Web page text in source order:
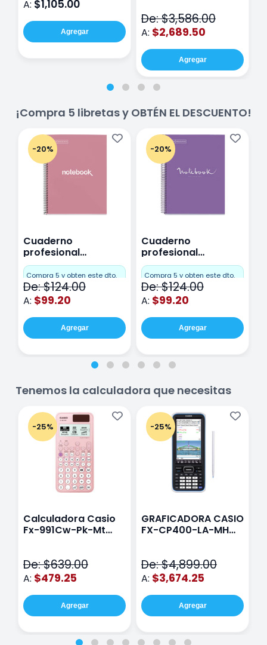
A: $1,105.00
Agregar
De: $3,586.00
A: $2,689.50
Agregar
¡Compra 5 libretas y OBTÉN EL DESCUENTO!
-20%
Cuaderno
profesional
Miquelrius Emotions
Cuadro Chico 80
hojas Rosa
Compra 5 y obten este dto.
De: $124.00
A: $99.20
Agregar
-20%
Cuaderno
profesional
Miquelrius Emotions
raya 80 hojas
Purpura
Compra 5 y obten este dto.
De: $124.00
A: $99.20
Agregar
Tenemos la calculadora que necesitas
-25%
Calculadora Casio
Fx-991Cw-Pk-Mt
De: $639.00
A: $479.25
Agregar
-25%
GRAFICADORA CASIO
FX-CP400-LA-MH
De: $4,899.00
A: $3,674.25
Agregar